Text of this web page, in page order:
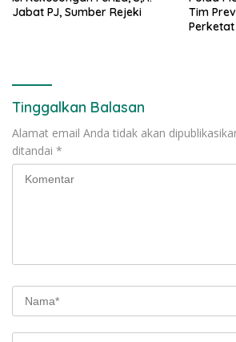
Jabat PJ, Sumber Rejeki
Tim
Tinggalkan Balasan
Alamat email Anda tidak akan
ditandai *